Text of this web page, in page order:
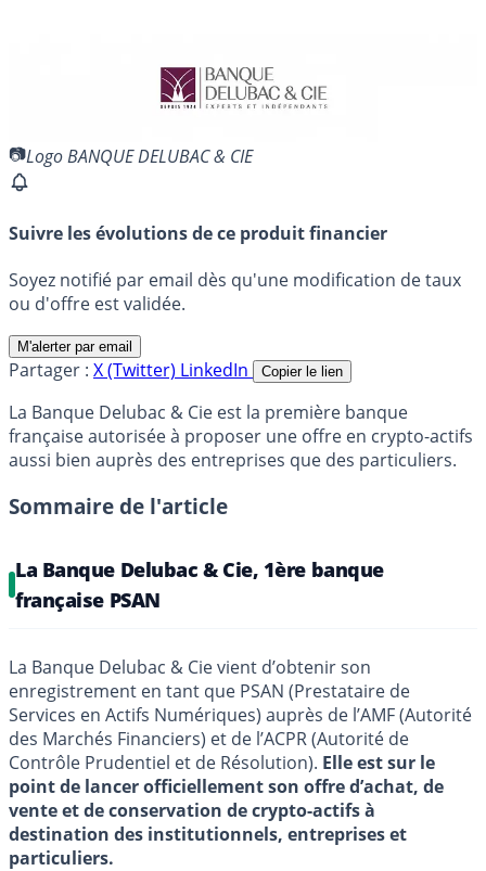
Logo BANQUE DELUBAC & CIE
Suivre les évolutions de ce produit financier
Soyez notifié par email dès qu'une modification de taux
ou d'offre est validée.
M'alerter par email
Partager : X (Twitter) LinkedIn Copier le lien
La Banque Delubac & Cie est la première banque
française autorisée à proposer une offre en crypto-actifs
aussi bien auprès des entreprises que des particuliers.
Sommaire de l'article
La Banque Delubac & Cie, 1ère banque
française PSAN
La Banque Delubac & Cie vient d’obtenir son
enregistrement en tant que PSAN (Prestataire de
Services en Actifs Numériques) auprès de l’AMF (Autorité
des Marchés Financiers) et de l’ACPR (Autorité de
Contrôle Prudentiel et de Résolution). Elle est sur le
point de lancer officiellement son offre d’achat, de
vente et de conservation de crypto-actifs à
destination des institutionnels, entreprises et
particuliers.